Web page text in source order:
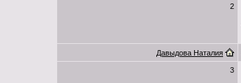
2
Давыдова Наталия
3